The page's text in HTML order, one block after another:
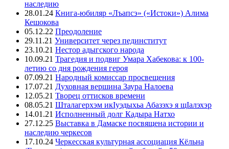
наследию
28.01.24 Книга-юбиляр «Лъапсэ» («Истоки») Алима
Кешокова
05.12.22 Преодоление
29.11.21 Университет через пединститут
23.10.21 Нестор адыгского народа
10.09.21 Трагедия и подвиг Умара Хабекова: к 100-
летию со дня рождения героя
07.09.21 Народный комиссар просвещения
17.07.21 Духовная вершина Заура Налоева
12.05.21 Творец оттисков времени
08.05.21 Шталагерхэм икIуэдыхьа Абазэхэ я щIалэхэр
14.01.21 Исполненный долг Кадыра Натхо
27.12.25 Выставка в Дамаске посвящена истории и
наследию черкесов
17.10.24 Черкесская культурная ассоциация Кёльна